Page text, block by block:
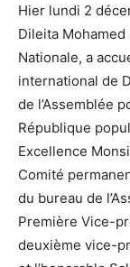
Hier lundi 2
Dileita Mohamed
Nationale, a
international de
de l’Assemblée
République
Excellence
Comité
du bureau de
Première Vice-
deuxième vice-